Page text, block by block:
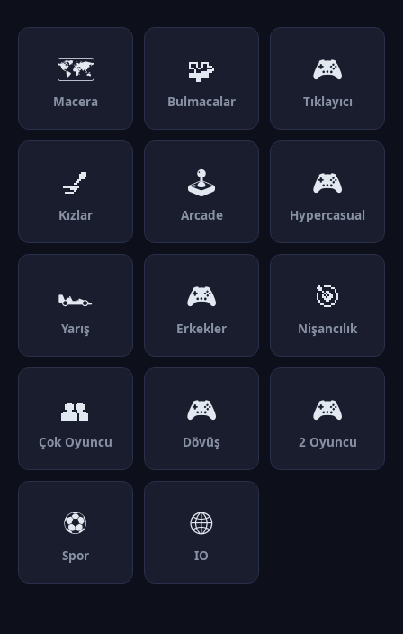
🗺️
Macera
🧩
Bulmacalar
🎮
Tıklayıcı
💅
Kızlar
🕹️
Arcade
🎮
Hypercasual
🏎️
Yarış
🎮
Erkekler
🎯
Nişancılık
👥
Çok Oyuncu
🎮
Dövüş
🎮
2 Oyuncu
⚽
Spor
🌐
IO